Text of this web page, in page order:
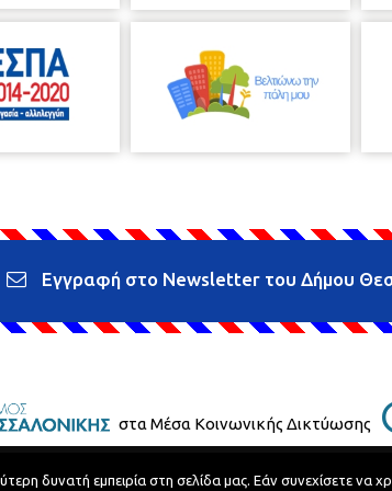
Εγγραφή στο Newsletter του Δήμου
στα Μέσα Κοινωνικής Δικτύωσης
Τηλεφωνικός Κατάλογος
δυνατή εμπειρία στη σελίδα μας. Εάν συνεχίσετε να